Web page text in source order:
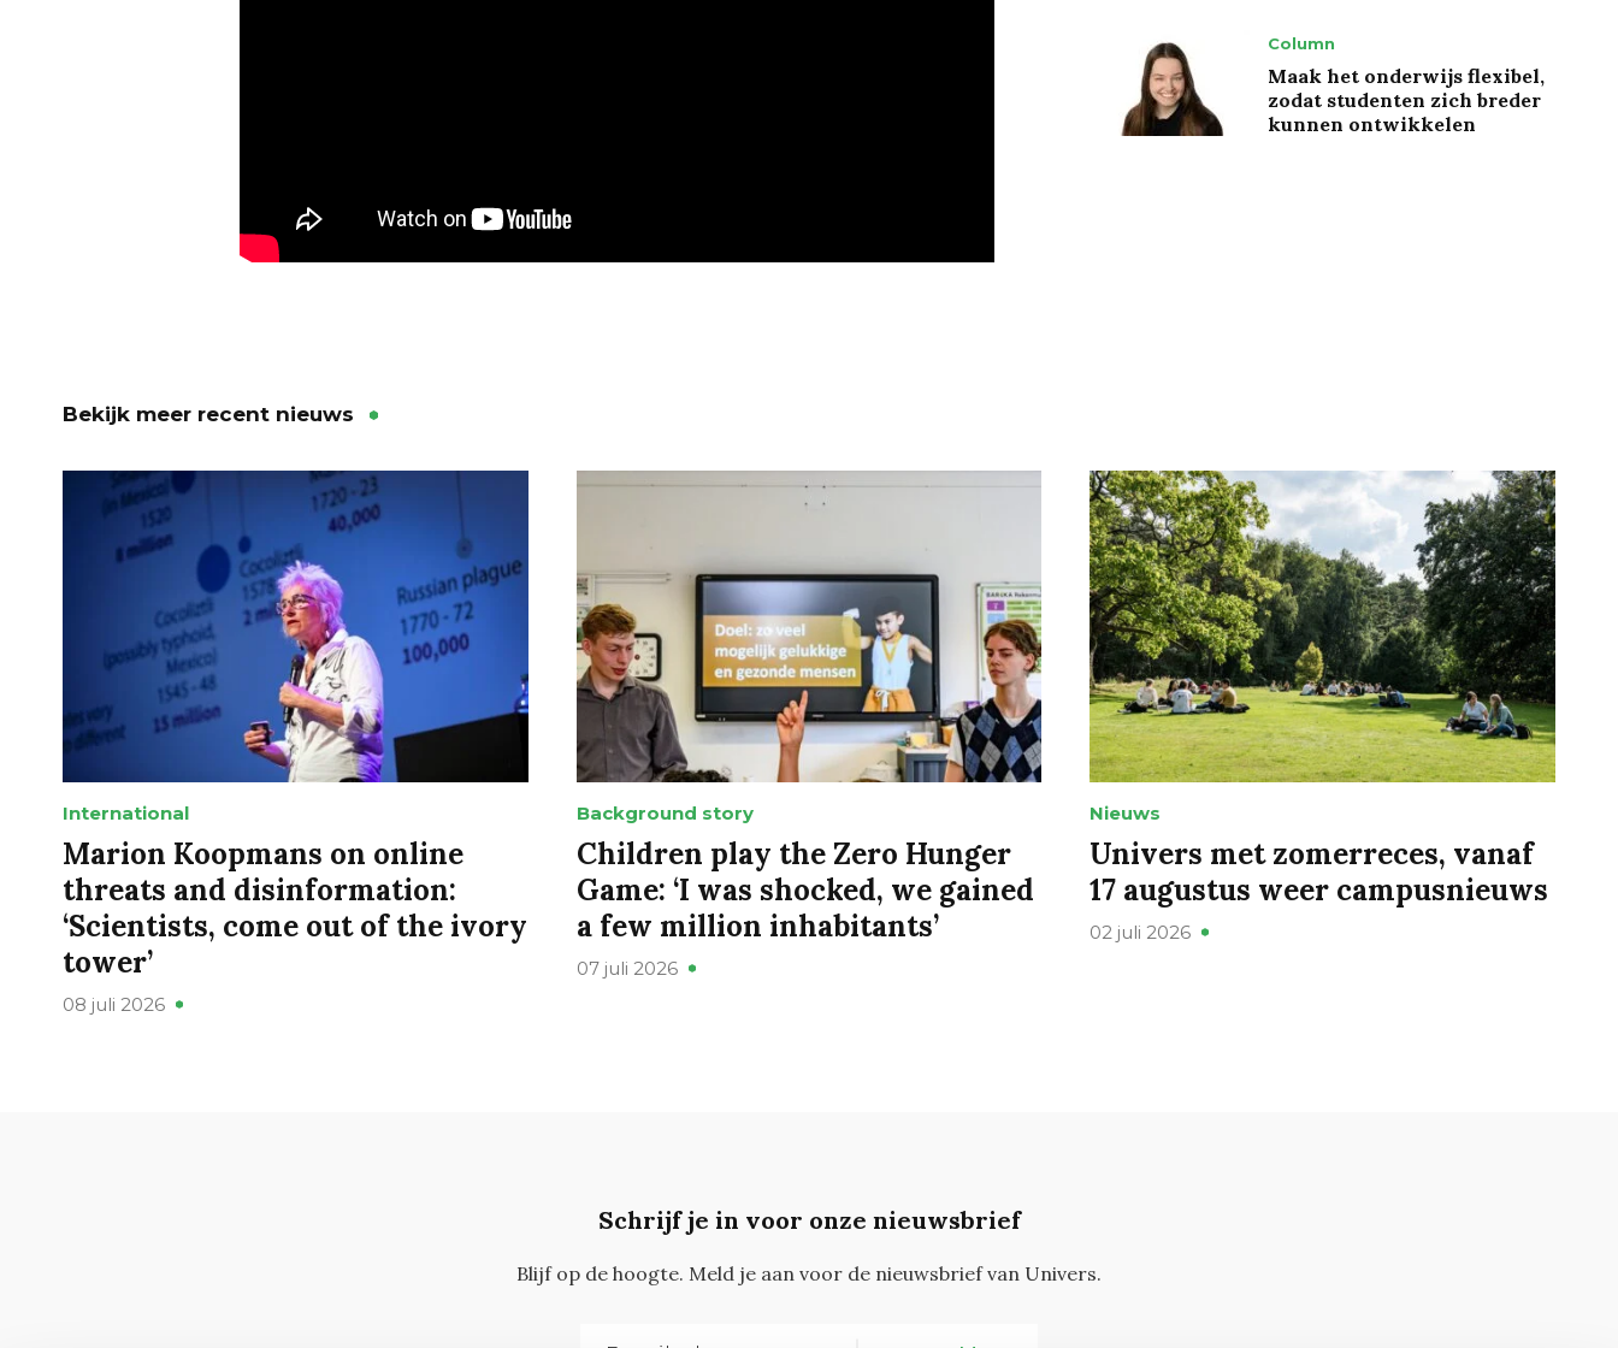
Column
Maak het onderwijs flexibel,
zodat studenten zich breder
kunnen ontwikkelen
Bekijk meer recent nieuws
International
Marion Koopmans on online
threats and disinformation:
‘Scientists, come out of the ivory
tower’
08 juli 2026
Background story
Children play the Zero Hunger
Game: ‘I was shocked, we gained
a few million inhabitants’
07 juli 2026
Nieuws
Univers met zomerreces, vanaf
17 augustus weer campusnieuws
02 juli 2026
Schrijf je in voor onze nieuwsbrief
Blijf op de hoogte. Meld je aan voor de nieuwsbrief van Univers.